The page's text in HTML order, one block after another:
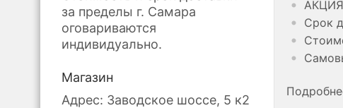
за пределы г. Самара
оговариваются
индивидуально.
Магазин
Адрес: Заводское шоссе, 5 к2
Срок